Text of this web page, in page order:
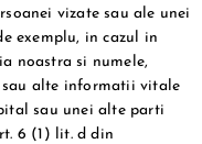
vizate sau ale unei
exemplu, in cazul in
noastra si numele,
sau alte informatii vitale
sau unei alte parti
6 (1) lit. d din